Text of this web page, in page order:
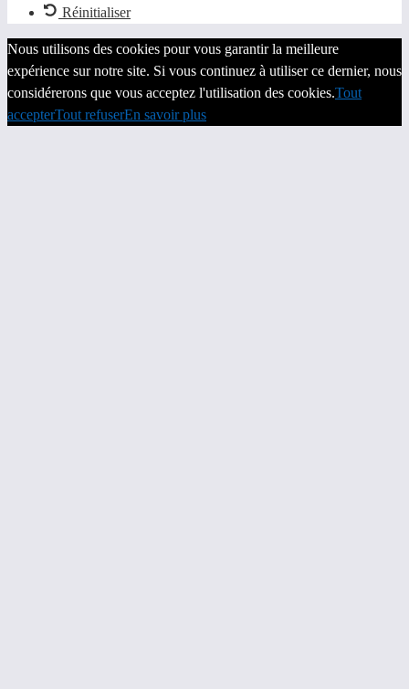
Réinitialiser
Nous utilisons des cookies pour vous garantir la meilleure
expérience sur notre site. Si vous continuez à utiliser ce dernier, nous
considérerons que vous acceptez l'utilisation des cookies.Tout
accepterTout refuserEn savoir plus